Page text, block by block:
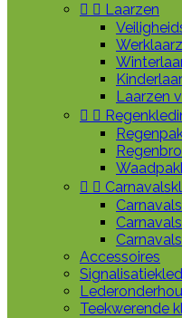
  Laarzen
Laarzen
 
 
Accessoires
Teekwerende